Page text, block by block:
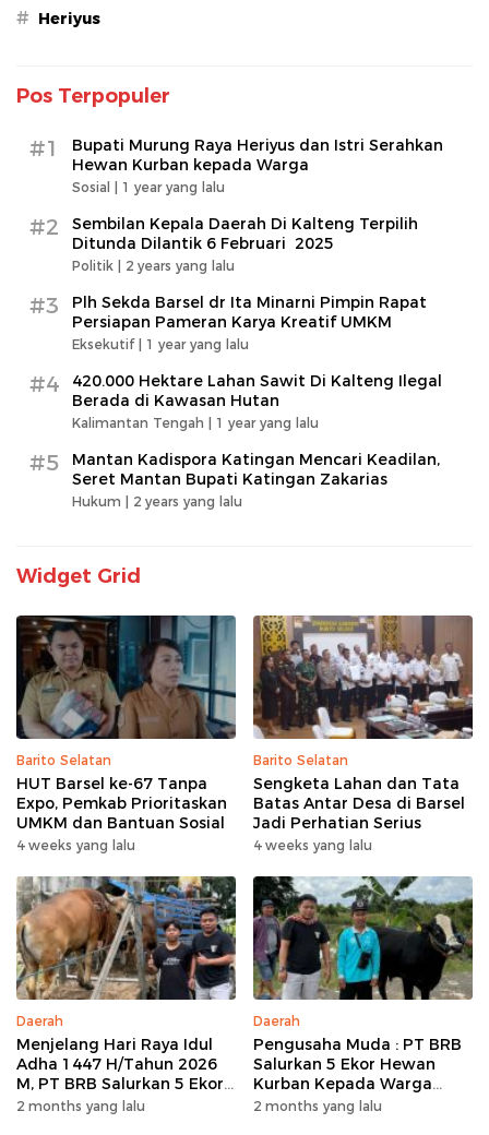
# Heriyus
Pos Terpopuler
#1
Bupati Murung Raya Heriyus dan Istri Serahkan
Hewan Kurban kepada Warga
Sosial | 1 year yang lalu
#2
Sembilan Kepala Daerah Di Kalteng Terpilih
Ditunda Dilantik 6 Februari 2025
Politik | 2 years yang lalu
#3
Plh Sekda Barsel dr Ita Minarni Pimpin Rapat
Persiapan Pameran Karya Kreatif UMKM
Eksekutif | 1 year yang lalu
#4
420.000 Hektare Lahan Sawit Di Kalteng Ilegal
Berada di Kawasan Hutan
Kalimantan Tengah | 1 year yang lalu
#5
Mantan Kadispora Katingan Mencari Keadilan,
Seret Mantan Bupati Katingan Zakarias
Hukum | 2 years yang lalu
Widget Grid
Barito Selatan
HUT Barsel ke-67 Tanpa
Expo, Pemkab Prioritaskan
UMKM dan Bantuan Sosial
4 weeks yang lalu
Barito Selatan
Sengketa Lahan dan Tata
Batas Antar Desa di Barsel
Jadi Perhatian Serius
4 weeks yang lalu
Daerah
Menjelang Hari Raya Idul
Adha 1447 H/Tahun 2026
M, PT BRB Salurkan 5 Ekor
Hewan Kurban Kepada
2 months yang lalu
Daerah
Pengusaha Muda : PT BRB
Salurkan 5 Ekor Hewan
Kurban Kepada Warga
Khususnya Wilayah
2 months yang lalu